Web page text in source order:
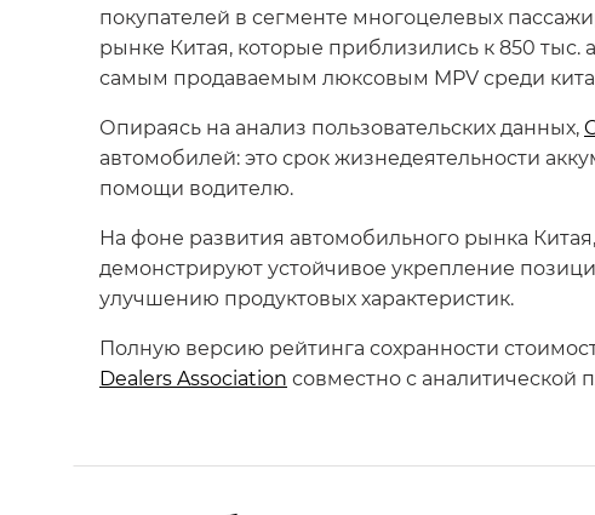
покупателей в сегменте многоцелевых
рынке Китая, которые приблизились к 850
самым продаваемым люксовым MPV среди
Опираясь на анализ пользовательских данных,
автомобилей: это срок жизнедеятельности
помощи водителю.
На фоне развития автомобильного рынка
демонстрируют устойчивое укрепление
улучшению продуктовых характеристик.
Полную версию рейтинга сохранности
Dealers Association совместно с аналитической